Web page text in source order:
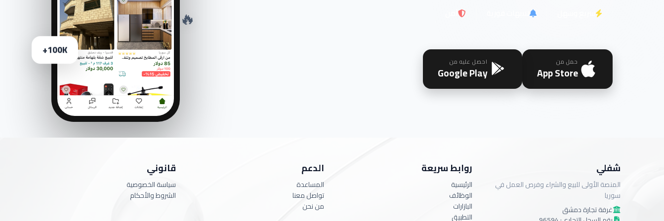
حمل من
App Store
احصل عليه من
Google Play
100K+
🔥
شفلي
المنصة الأولى للبيع والشراء وفرص العمل في
سوريا
غرفة تجارة دمشق
روابط سريعة
الرئيسية
الوظائف
البازارات
التطبيق
الدعم
المساعدة
تواصل معنا
من نحن
قانوني
سياسة الخصوصية
الشروط والأحكام